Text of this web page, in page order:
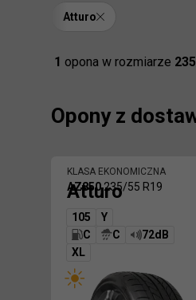
Atturo
Znaleźliśmy
1 opona w rozmiarze
Opony z
KLASA EKONOMICZNA
Atturo
AZ850 235/55 R19
105
Y
C
C
72dB
XL